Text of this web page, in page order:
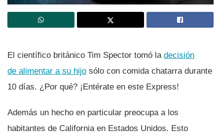
El cientí­fico británico Tim Spector tomó la decisión
de alimentar a su hijo sólo con comida chatarra durante
10 dí­as. ¿Por qué? ¡Entérate en este Express!
Además un hecho en particular preocupa a los
habitantes de California en Estados Unidos. Esto